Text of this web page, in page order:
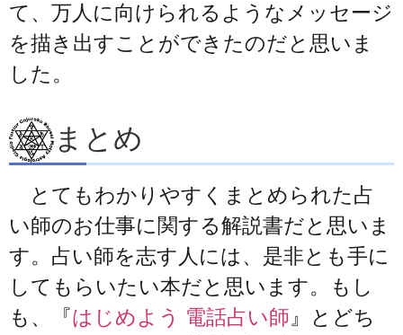
て、万人に向けられるようなメッセージ
を描き出すことができたのだと思いま
した。
まとめ
とてもわかりやすくまとめられた占
い師のお仕事に関する解説書だと思いま
す。占い師を志す人には、是非とも手に
してもらいたい本だと思います。もし
も、『はじめよう 電話占い師』とどち